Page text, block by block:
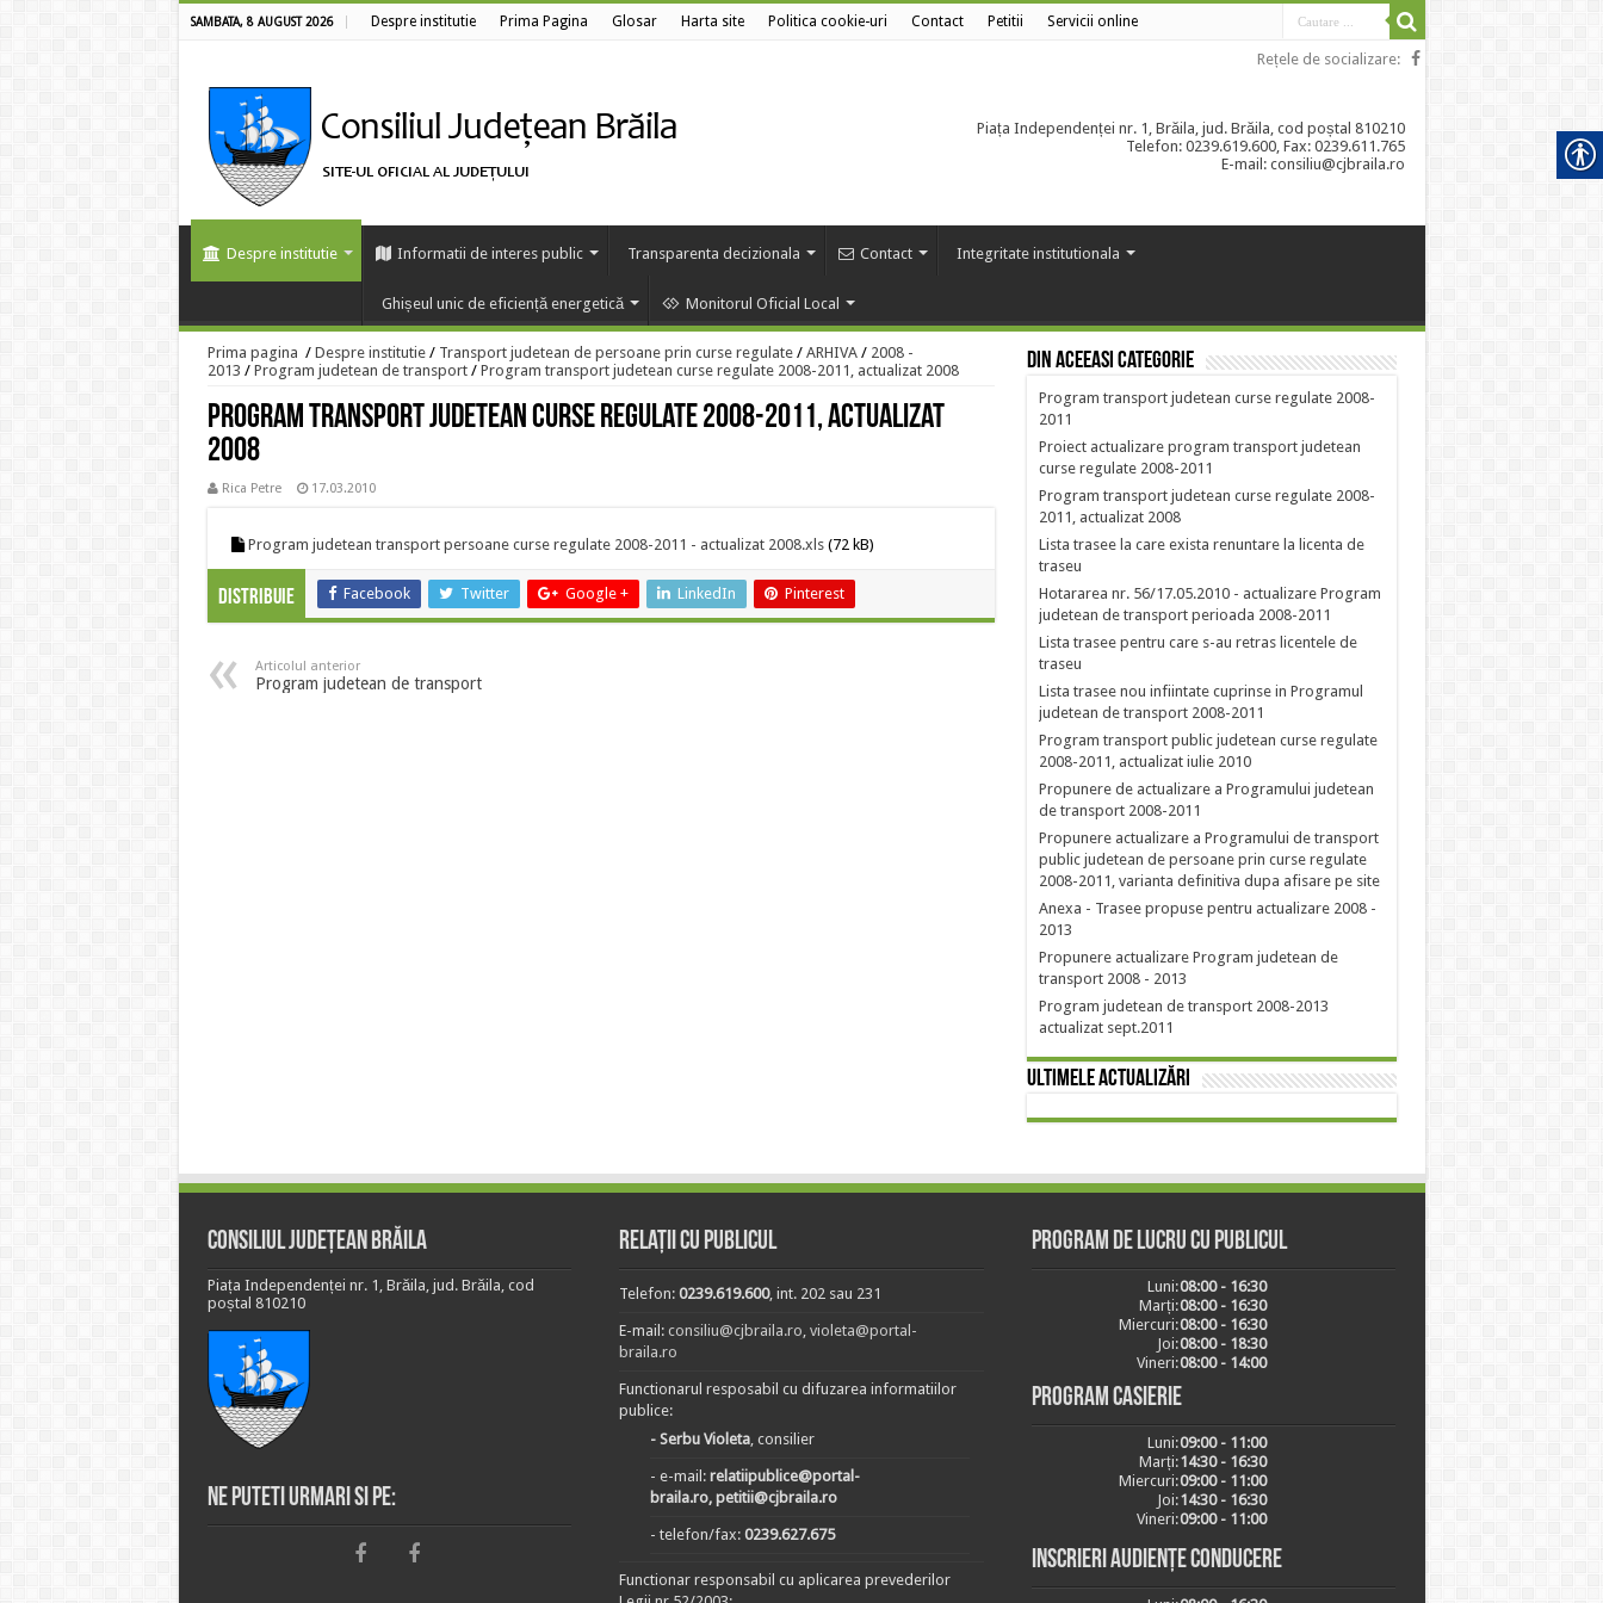
SAMBATA, 8 AUGUST 2026 Despre institutie Prima Pagina Glosar Harta site Politica cookie-uri Contact Petitii Servicii online
Rețele de socializare:
Piața Independenței nr. 1, Brăila, jud. Brăila, cod poștal 810210
Telefon: 0239.619.600, Fax: 0239.611.765
E-mail: consiliu@cjbraila.ro
Despre institutie Informatii de interes public Transparenta decizionala Contact Integritate institutionala
Ghișeul unic de eficiență energetică Monitorul Oficial Local
Prima pagina / Despre institutie / Transport judetean de persoane prin curse regulate / ARHIVA / 2008 -
2013 / Program judetean de transport / Program transport judetean curse regulate 2008-2011, actualizat 2008
Program transport judetean curse regulate 2008-2011, actualizat
2008
Rica Petre 17.03.2010
Program judetean transport persoane curse regulate 2008-2011 - actualizat 2008.xls(72 kB)
Distribuie Facebook Twitter Google + LinkedIn Pinterest
Articolul anterior
Program judetean de transport
Din aceeasi categorie
Program transport judetean curse regulate 2008-
2011
Proiect actualizare program transport judetean
curse regulate 2008-2011
Program transport judetean curse regulate 2008-
2011, actualizat 2008
Lista trasee la care exista renuntare la licenta de
traseu
Hotararea nr. 56/17.05.2010 - actualizare Program
judetean de transport perioada 2008-2011
Lista trasee pentru care s-au retras licentele de
traseu
Lista trasee nou infiintate cuprinse in Programul
judetean de transport 2008-2011
Program transport public judetean curse regulate
2008-2011, actualizat iulie 2010
Propunere de actualizare a Programului judetean
de transport 2008-2011
Propunere actualizare a Programului de transport
public judetean de persoane prin curse regulate
2008-2011, varianta definitiva dupa afisare pe site
Anexa - Trasee propuse pentru actualizare 2008 -
2013
Propunere actualizare Program judetean de
transport 2008 - 2013
Program judetean de transport 2008-2013
actualizat sept.2011
Ultimele actualizări
Consiliul Județean Brăila
Piața Independenței nr. 1, Brăila, jud. Brăila, cod
poștal 810210
Ne puteti urmari si pe:
Relații cu publicul
Telefon:0239.619.600, int. 202 sau 231
E-mail:consiliu@cjbraila.ro,violeta@portal-
braila.ro
Functionarul resposabil cu difuzarea informatiilor
publice:
- Serbu Violeta, consilier
- e-mail:relatiipublice@portal-
braila.ro, petitii@cjbraila.ro
- telefon/fax:0239.627.675
Functionar responsabil cu aplicarea prevederilor
Program de lucru cu publicul
Luni:08:00 - 16:30
Marți:08:00 - 16:30
Miercuri:08:00 - 16:30
Joi:08:00 - 18:30
Vineri:08:00 - 14:00
Program casierie
Luni:09:00 - 11:00
Marți:14:30 - 16:30
Miercuri:09:00 - 11:00
Joi:14:30 - 16:30
Vineri:09:00 - 11:00
Inscrieri audiențe conducere